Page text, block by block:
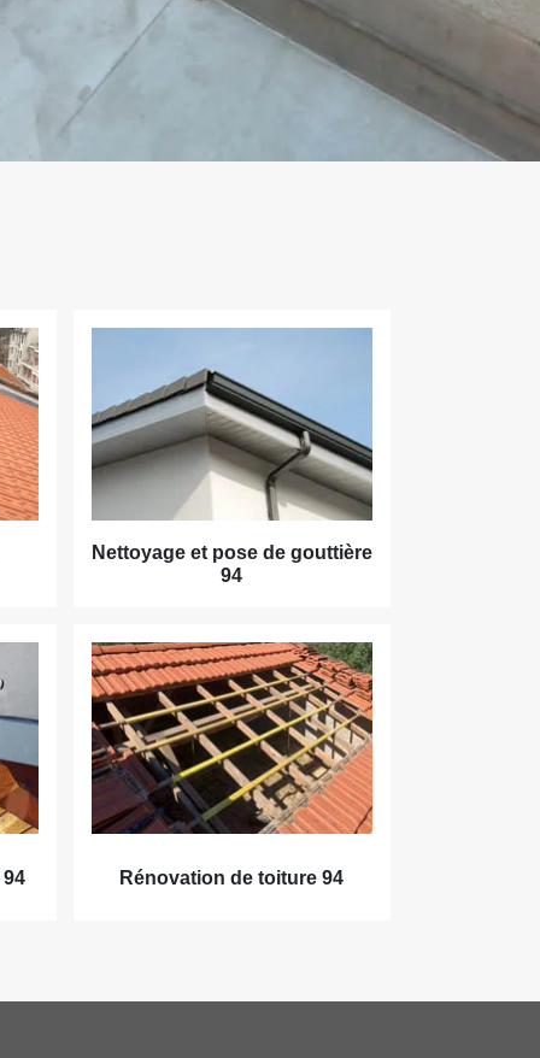
Nettoyage et pose de gouttière
94
Rénovation de toiture 94